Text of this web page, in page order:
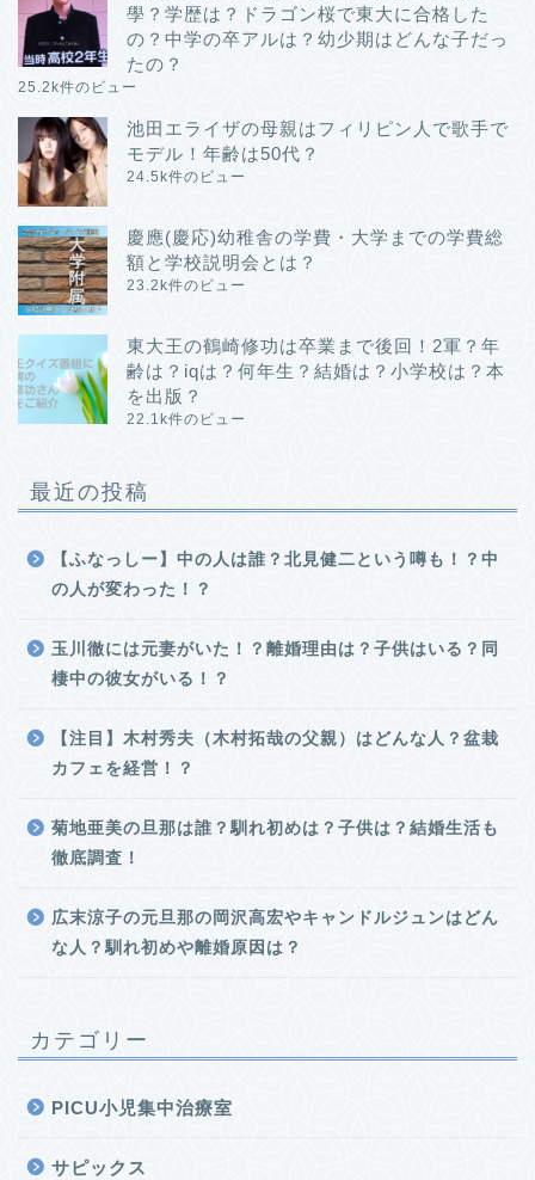
學？学歴は？ドラゴン桜で東大に合格した
の？中学の卒アルは？幼少期はどんな子だっ
たの？
25.2k件のビュー
池田エライザの母親はフィリピン人で歌手で
モデル！年齢は50代？
24.5k件のビュー
慶應(慶応)幼稚舎の学費・大学までの学費総
額と学校説明会とは？
23.2k件のビュー
東大王の鶴崎修功は卒業まで後回！2軍？年
齢は？iqは？何年生？結婚は？小学校は？本
を出版？
22.1k件のビュー
最近の投稿
【ふなっしー】中の人は誰？北見健二という噂も！？中
の人が変わった！？
玉川徹には元妻がいた！？離婚理由は？子供はいる？同
棲中の彼女がいる！？
【注目】木村秀夫（木村拓哉の父親）はどんな人？盆栽
カフェを経営！？
菊地亜美の旦那は誰？馴れ初めは？子供は？結婚生活も
徹底調査！
広末涼子の元旦那の岡沢高宏やキャンドルジュンはどん
な人？馴れ初めや離婚原因は？
カテゴリー
PICU小児集中治療室
サピックス